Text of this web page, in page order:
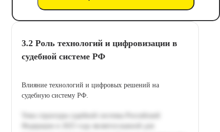
3.2 Роль технологий и цифровизации в
судебной системе РФ
Влияние технологий и цифровых решений на
судебную систему РФ.